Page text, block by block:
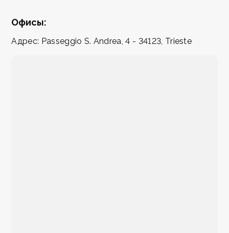
Офисы:
Адрес: Passeggio S. Andrea, 4 - 34123, Trieste